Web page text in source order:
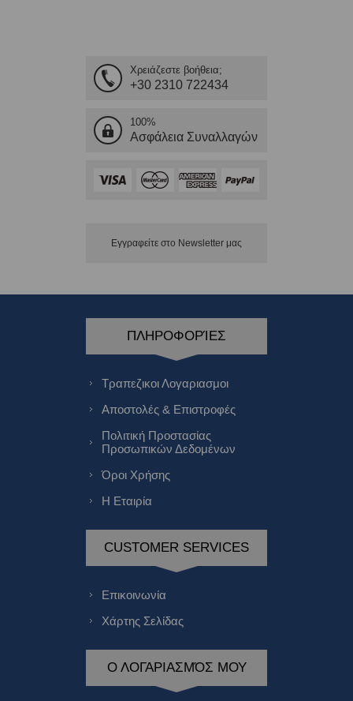
Χρειάζεστε βοήθεια;
+30 2310 722434
100%
Ασφάλεια Συναλλαγών
Εγγραφείτε στο Νewsletter μας
ΠΛΗΡΟΦΟΡΊΕΣ
Τραπεζικοι Λογαριασμοι
Αποστολές & Επιστροφές
Πολιτική Προστασίας
Προσωπικών Δεδομένων
Όροι Χρήσης
Η Εταιρία
CUSTOMER SERVICES
Επικοινωνία
Χάρτης Σελίδας
Ο ΛΟΓΑΡΙΑΣΜΌΣ ΜΟΥ